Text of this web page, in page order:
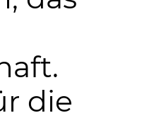
die